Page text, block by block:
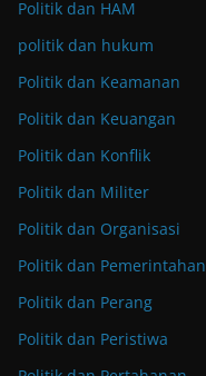
Politik dan HAM
politik dan hukum
Politik dan Keamanan
Politik dan Keuangan
Politik dan Konflik
Politik dan Militer
Politik dan Organisasi
Politik dan Pemerintahan
Politik dan Perang
Politik dan Peristiwa